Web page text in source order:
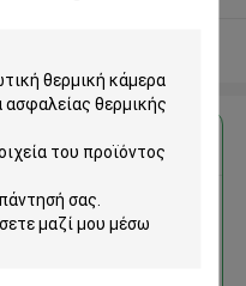
τιμή για
θερμική κάμερα
5 χλμ. Συστήματα